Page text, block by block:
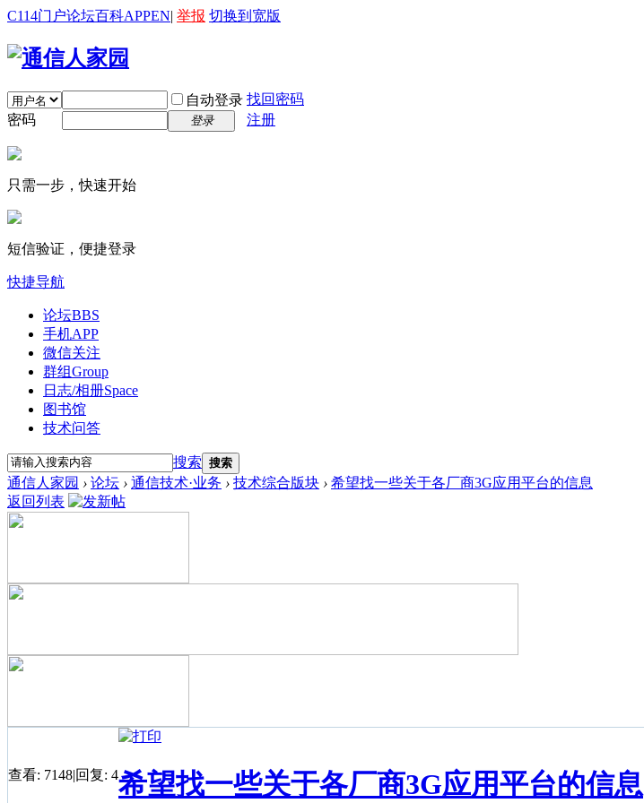
C114门户论坛百科APPEN| 举报 切换到宽版
自动登录 找回密码
密码
登录 注册
只需一步，快速开始
短信验证，便捷登录
快捷导航
论坛BBS
手机APP
微信关注
群组Group
日志/相册Space
图书馆
技术问答
搜索 搜索
通信人家园 › 论坛 › 通信技术·业务 › 技术综合版块 › 希望找一些关于各厂商3G应用平台的信息
返回列表
查看: 7148|回复: 4希望找一些关于各厂商3G应用平台的信息